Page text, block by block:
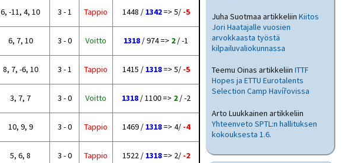
6, -11, 4, 10 3 - 1 Tappio 1448 / 1342=> 5/ -5
6, 7, 10 3 - 0 Voitto 1318 / 974 => 2 / -1
8, 7, -6, 10 3 - 1 Tappio 1415 / 1318=> 5/ -5
3, 7, 7 3 - 0 Voitto 1318/ 1100 => 2/ -2
10, 9, 9 3 - 0 Tappio 1469 / 1318=> 4/ -4
5, 6, 8 3 - 0 Tappio 1522 / 1318=> 2/ -2
Juha Suotmaa artikkeliin Kiitos
Jori Haatajalle vuosien
arvokkaasta työstä
kilpailuvaliokunnassa
Teemu Oinas artikkeliin ITTF
Hopes ja ETTU Eurotalents
Selection Camp Havířovissa
Arto Luukkainen artikkeliin
Yhteenveto SPTL:n hallituksen
kokouksesta 1.6.